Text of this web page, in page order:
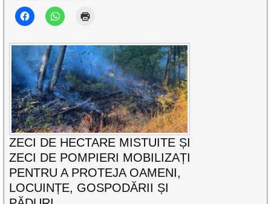
ZECI DE HECTARE MISTUITE ȘI
ZECI DE POMPIERI MOBILIZAȚI
PENTRU A PROTEJA OAMENI,
LOCUINȚE, GOSPODĂRII ȘI